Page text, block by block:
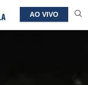
AO VIVO